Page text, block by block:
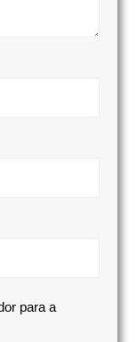
para a